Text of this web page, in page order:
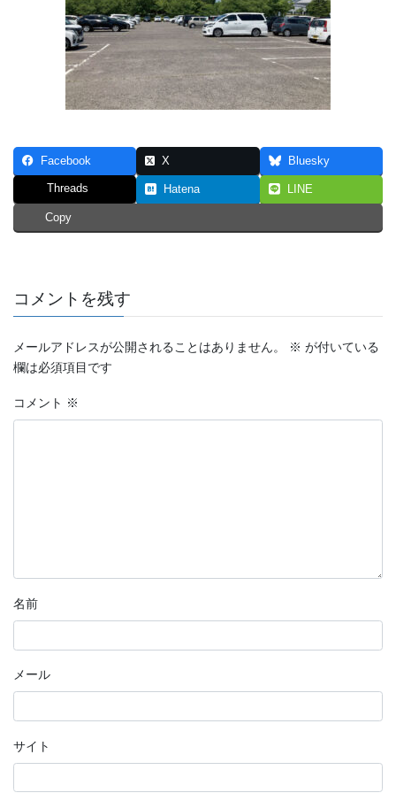
Facebook X Bluesky
Threads Hatena LINE
Copy
コメントを残す
メールアドレスが公開されることはありません。 ※ が付いている
欄は必須項目です
コメント ※
名前
メール
サイト